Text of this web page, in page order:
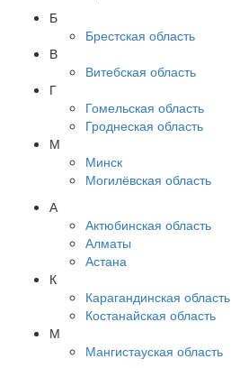
Б
Брестская область
В
Витебская область
Г
Гомельская область
Гроднеская область
М
Минск
Могилёвская область
А
Актюбинская область
Алматы
Астана
К
Карагандинская область
Костанайская область
М
Мангистауская область